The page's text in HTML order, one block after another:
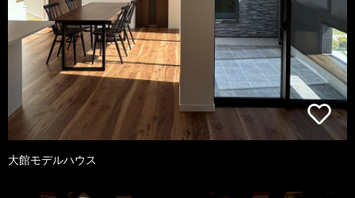
大館モデルハウス